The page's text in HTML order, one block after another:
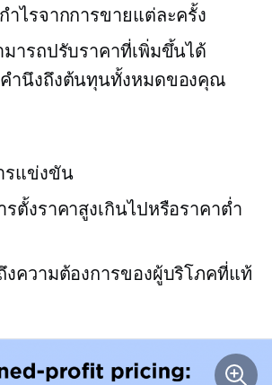
ำไรจากการขายแต่ละครั้ง
ารถปรับราคาที่เพิ่มขึ้นได้
ำนึงถึงต้นทุนทั้งหมดของคุณ
รแข่งขัน
ตั้งราคาสูงเกินไปหรือราคาต่ำ
งความต้องการของผู้บริโภคที่แท้